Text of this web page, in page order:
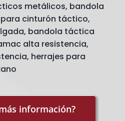
metálicos, bandola
cinturón táctico,
, bandola táctica
alta resistencia,
, herrajes para
información?